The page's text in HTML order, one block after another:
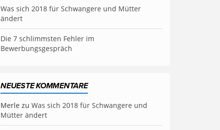
Was sich 2018 für Schwangere und Mütter
ändert
Die 7 schlimmsten Fehler im
Bewerbungsgespräch
NEUESTE KOMMENTARE
Merle zu Was sich 2018 für Schwangere und
Mütter ändert